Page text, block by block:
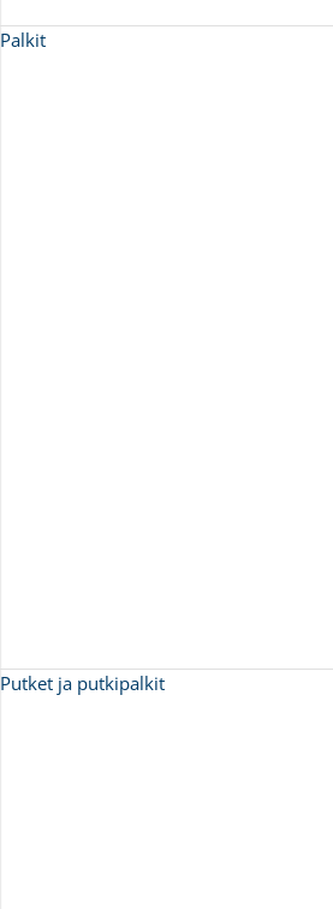
Palkit
Putket ja putkipalkit